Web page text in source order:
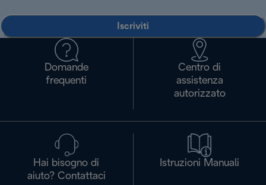
Iscriviti
Domande
frequenti
Centro di
assistenza
autorizzato
Hai bisogno di
aiuto? Contattaci
Istruzioni Manuali